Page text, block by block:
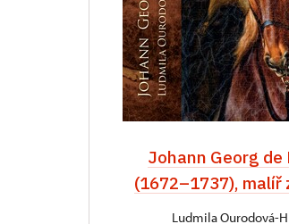
Johann Georg de
(1672–1737), malíř
Ludmila Ourodová-